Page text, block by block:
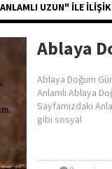
UZUN" ILE
Ablaya
Ablaya Doğum
Anlamlı Ablaya
Sayfamızdaki
gibi sosyal